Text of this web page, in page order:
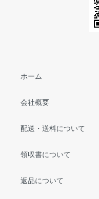
ホーム
会社概要
配送・送料について
領収書について
返品について